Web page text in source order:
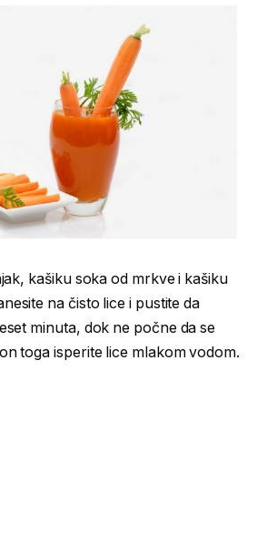
kašiku soka od mrkve i kašiku
na čisto lice i pustite da
minuta, dok ne počne da se
toga isperite lice mlakom vodom.